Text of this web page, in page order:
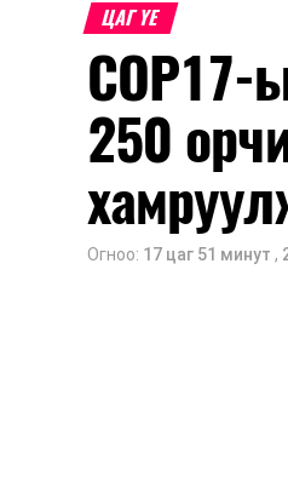
ЦАГ ҮЕ
COP17-
250
Огноо: 17 цаг 51 минут ,